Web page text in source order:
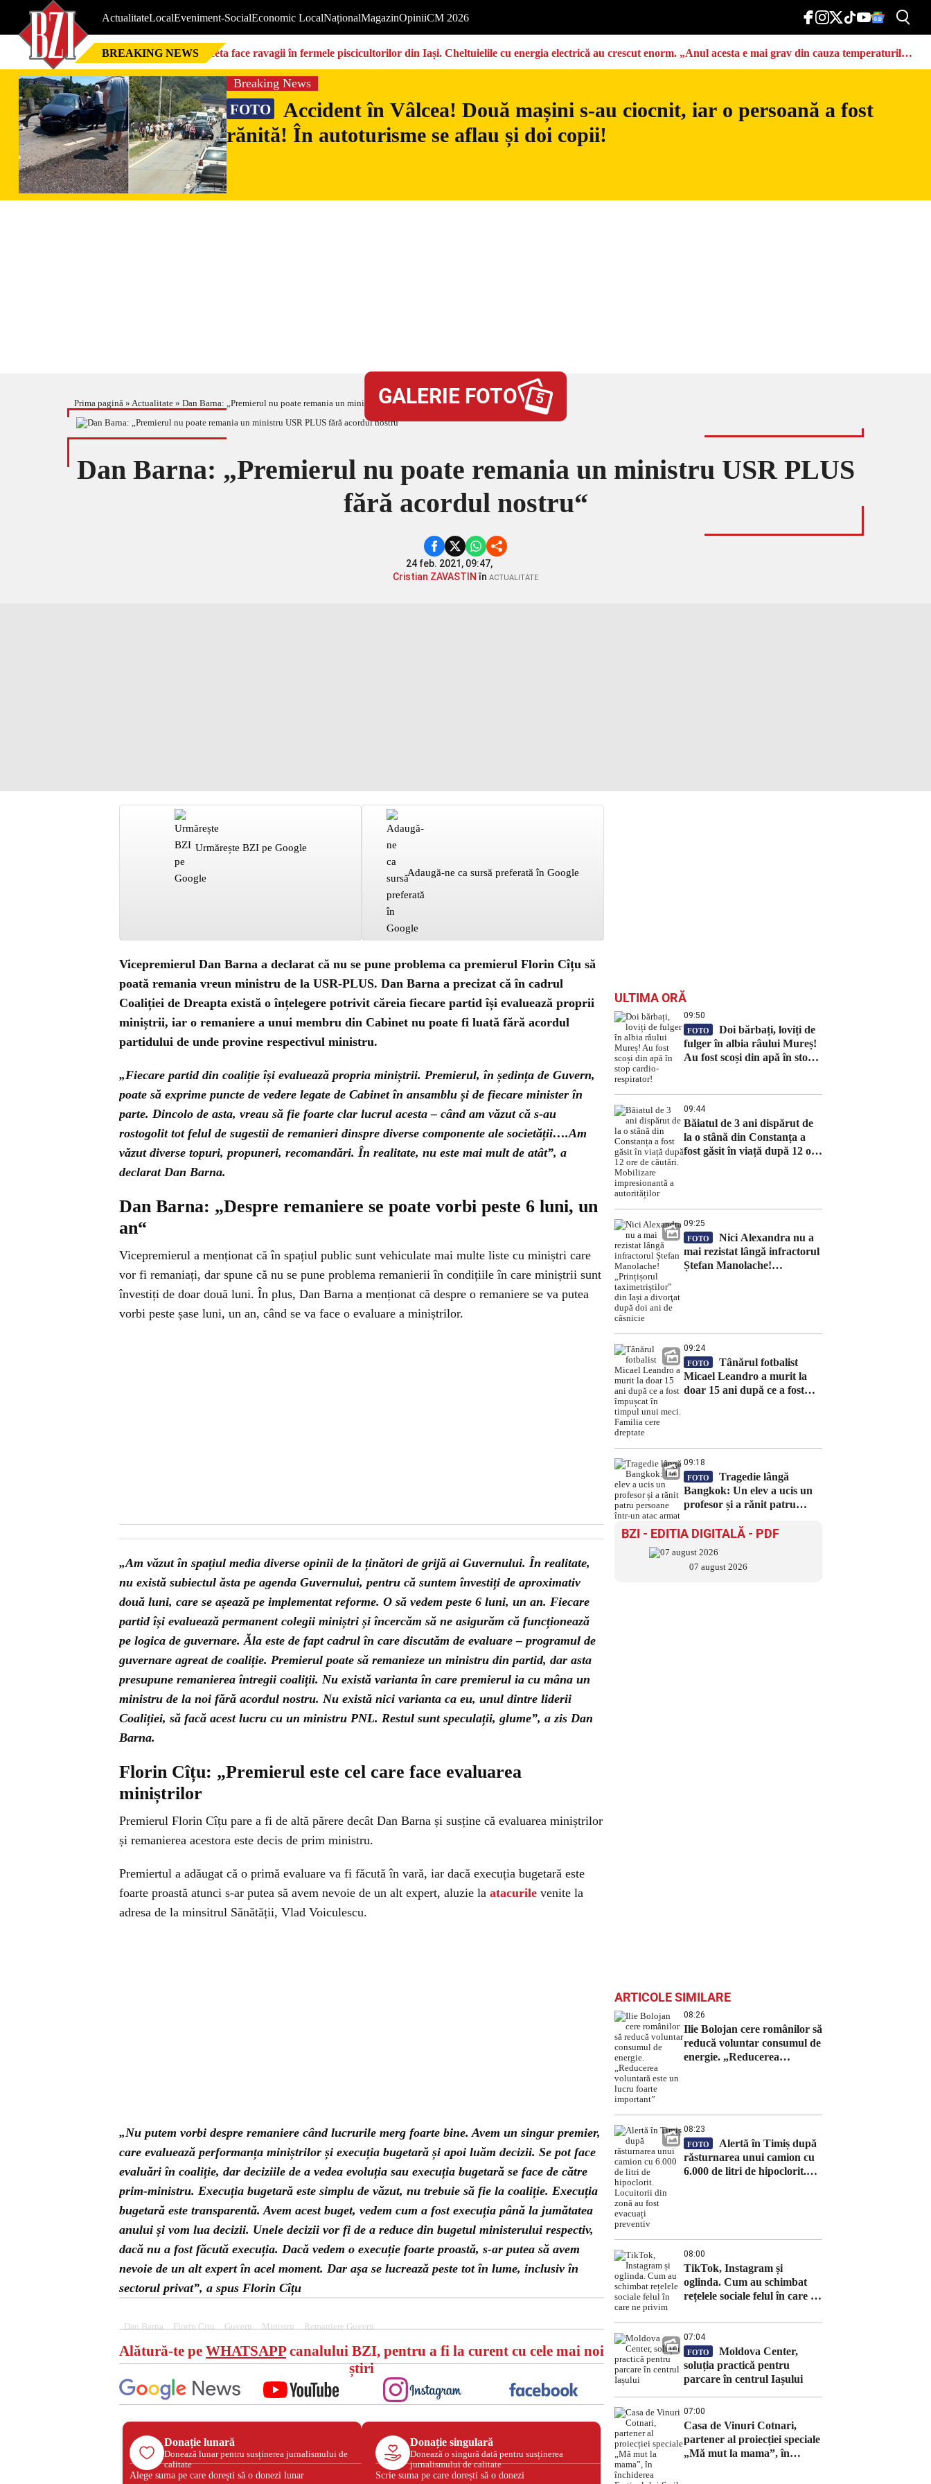
ActualitateLocalEveniment-SocialEconomic LocalNaționalMagazinOpiniiCM 2026
BREAKING NEWS Seceta face ravagii în fermele piscicultorilor din Iași. Cheltuielile cu energia electrică au crescut enorm. „Anul acesta e mai grav din cauza temperaturilor
foarte mari”
Breaking News
FOTO
Accident în Vâlcea! Două mașini s-au ciocnit, iar o persoană a fost
rănită! În autoturisme se aflau și doi copii!
Prima pagină » Actualitate » Dan Barna: „Premierul nu poate remania un ministru USR PLUS fără acordul nostru“
GALERIE FOTO 5
Dan Barna: „Premierul nu poate remania un ministru USR PLUS
fără acordul nostru“
24 feb. 2021, 09:47,
Cristian ZAVASTIN în ACTUALITATE
Urmărește BZI pe Google
Adaugă-ne ca sursă preferată în Google
Vicepremierul Dan Barna a declarat că nu se pune problema ca premierul Florin Cîțu să
poată remania vreun ministru de la USR-PLUS. Dan Barna a precizat că în cadrul
Coaliției de Dreapta există o înțelegere potrivit căreia fiecare partid își evaluează proprii
miniștrii, iar o remaniere a unui membru din Cabinet nu poate fi luată fără acordul
partidului de unde provine respectivul ministru.
„Fiecare partid din coaliție își evaluează propria miniștrii. Premierul, în ședința de Guvern,
poate să exprime puncte de vedere legate de Cabinet în ansamblu și de fiecare minister în
parte. Dincolo de asta, vreau să fie foarte clar lucrul acesta – când am văzut că s-au
rostogolit tot felul de sugestii de remanieri dinspre diverse componente ale societății….Am
văzut diverse topuri, propuneri, recomandări. În realitate, nu este mai mult de atât”, a
declarat Dan Barna.
Dan Barna: „Despre remaniere se poate vorbi peste 6 luni, un
an“
Vicepremierul a menționat că în spațiul public sunt vehiculate mai multe liste cu miniștri care
vor fi remaniați, dar spune că nu se pune problema remanierii în condițiile în care miniștrii sunt
învestiți de doar două luni. În plus, Dan Barna a menționat că despre o remaniere se va putea
vorbi peste șase luni, un an, când se va face o evaluare a miniștrilor.
„Am văzut în spațiul media diverse opinii de la ținători de grijă ai Guvernului. În realitate,
nu există subiectul ăsta pe agenda Guvernului, pentru că suntem învestiți de aproximativ
două luni, care se așează pe implementat reforme. O să vedem peste 6 luni, un an. Fiecare
partid își evaluează permanent colegii miniștri și încercăm să ne asigurăm că funcționează
pe logica de guvernare. Ăla este de fapt cadrul în care discutăm de evaluare – programul de
guvernare agreat de coaliție. Premierul poate să remanieze un ministru din partid, dar asta
presupune remanierea întregii coaliții. Nu există varianta în care premierul ia cu mâna un
ministru de la noi fără acordul nostru. Nu există nici varianta ca eu, unul dintre liderii
Coaliției, să facă acest lucru cu un ministru PNL. Restul sunt speculații, glume”, a zis Dan
Barna.
Florin Cîțu: „Premierul este cel care face evaluarea
miniștrilor
Premierul Florin Cîțu pare a fi de altă părere decât Dan Barna și susține că evaluarea miniștrilor
și remanierea acestora este decis de prim ministru.
Premiertul a adăugat că o primă evaluare va fi făcută în vară, iar dacă execuția bugetară este
foarte proastă atunci s-ar putea să avem nevoie de un alt expert, aluzie la atacurile venite la
adresa de la minsitrul Sănătății, Vlad Voiculescu.
„Nu putem vorbi despre remaniere când lucrurile merg foarte bine. Avem un singur premier,
care evaluează performanța miniștrilor și execuția bugetară și apoi luăm decizii. Se pot face
evaluări în coaliție, dar deciziile de a vedea evoluția sau execuția bugetară se face de către
prim-ministru. Execuția bugetară este simplu de văzut, nu trebuie să fie la coaliție. Execuția
bugetară este transparentă. Avem acest buget, vedem cum a fost execuția până la jumătatea
anului și vom lua decizii. Unele decizii vor fi de a reduce din bugetul ministerului respectiv,
dacă nu a fost făcută execuția. Dacă vedem o execuție foarte proastă, s-ar putea să avem
nevoie de un alt expert în acel moment. Dar așa se lucrează peste tot în lume, inclusiv în
sectorul privat”, a spus Florin Cîțu
Dan Barna Florin Citu Guvern Ministru Remaniere Guvern
Alătură-te pe WHATSAPPcanalului BZI, pentru a fi la curent cu cele mai noi
știri
Donație lunară
Donează lunar pentru susținerea jurnalismului de
calitate
Alege suma pe care dorești să o donezi lunar
Donație singulară
Donează o singură dată pentru susținerea
jurnalismului de calitate
Scrie suma pe care dorești să o donezi
ULTIMA ORĂ
09:50
FOTO
Doi bărbați, loviți de
fulger în albia râului Mureș!
Au fost scoși din apă în stop
09:44
Băiatul de 3 ani dispărut de
la o stână din Constanța a
fost găsit în viață după 12 ore
09:25
FOTO
Nici Alexandra nu a
mai rezistat lângă infractorul
Ștefan Manolache!
09:24
FOTO
Tânărul fotbalist
Micael Leandro a murit la
doar 15 ani după ce a fost
09:18
FOTO
Tragedie lângă
Bangkok: Un elev a ucis un
profesor și a rănit patru
BZI - EDITIA DIGITALĂ - PDF
07 august 2026
ARTICOLE SIMILARE
08:26
Ilie Bolojan cere românilor să
reducă voluntar consumul de
energie. „Reducerea
08:23
FOTO
Alertă în Timiș după
răsturnarea unui camion cu
6.000 de litri de hipoclorit.
08:00
TikTok, Instagram și
oglinda. Cum au schimbat
rețelele sociale felul în care ne
07:04
FOTO
Moldova Center,
soluția practică pentru
parcare în centrul Iașului
07:00
Casa de Vinuri Cotnari,
partener al proiecției speciale
„Mă mut la mama”, în